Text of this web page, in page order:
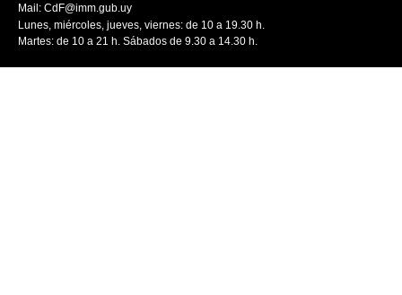
Mail: CdF@imm.gub.uy
Lunes, miércoles, jueves, viernes: de 10 a 19.30 h.
Martes: de 10 a 21 h. Sábados de 9.30 a 14.30 h.